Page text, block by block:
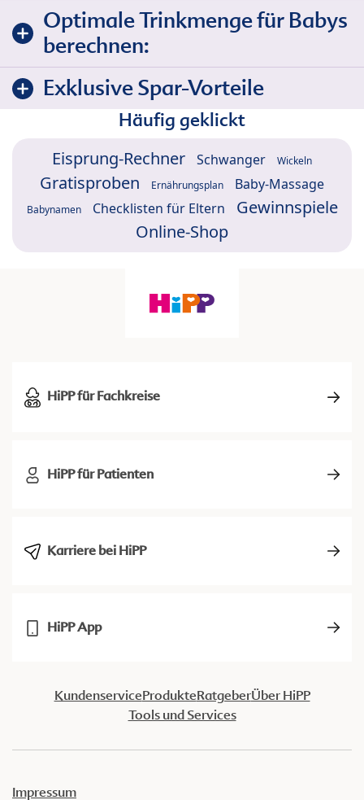
Optimale Trinkmenge für Babys
berechnen:
Exklusive Spar-Vorteile
Häufig geklickt
Eisprung-Rechner Schwanger Wickeln
Gratisproben Ernährungsplan Baby-Massage
Babynamen Checklisten für Eltern
Gewinnspiele
Online-Shop
HiPP für Fachkreise
HiPP für Patienten
Karriere bei HiPP
HiPP App
KundenserviceProdukteRatgeberÜber HiPP
Tools und Services
Impressum